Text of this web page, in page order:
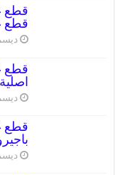
قطع
ديسمبر
اصلية
ديسمبر
ديسمبر